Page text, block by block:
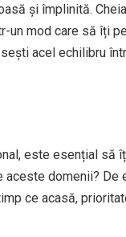
și împlinită.
mod care să îți
acel echilibru
este esențial să
domenii? De
ce acasă,